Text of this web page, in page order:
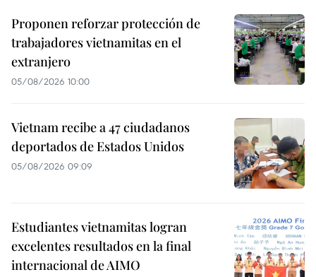
Proponen reforzar protección de
trabajadores vietnamitas en el
extranjero
05/08/2026 10:00
Vietnam recibe a 47 ciudadanos
deportados de Estados Unidos
05/08/2026 09:09
Estudiantes vietnamitas logran
excelentes resultados en la final
internacional de AIMO